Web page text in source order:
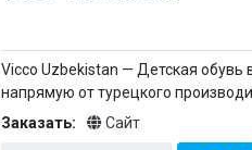
Vicco Uzbekistan — Детская обувь
напрямую от турецкого
Заказать:
Сайт